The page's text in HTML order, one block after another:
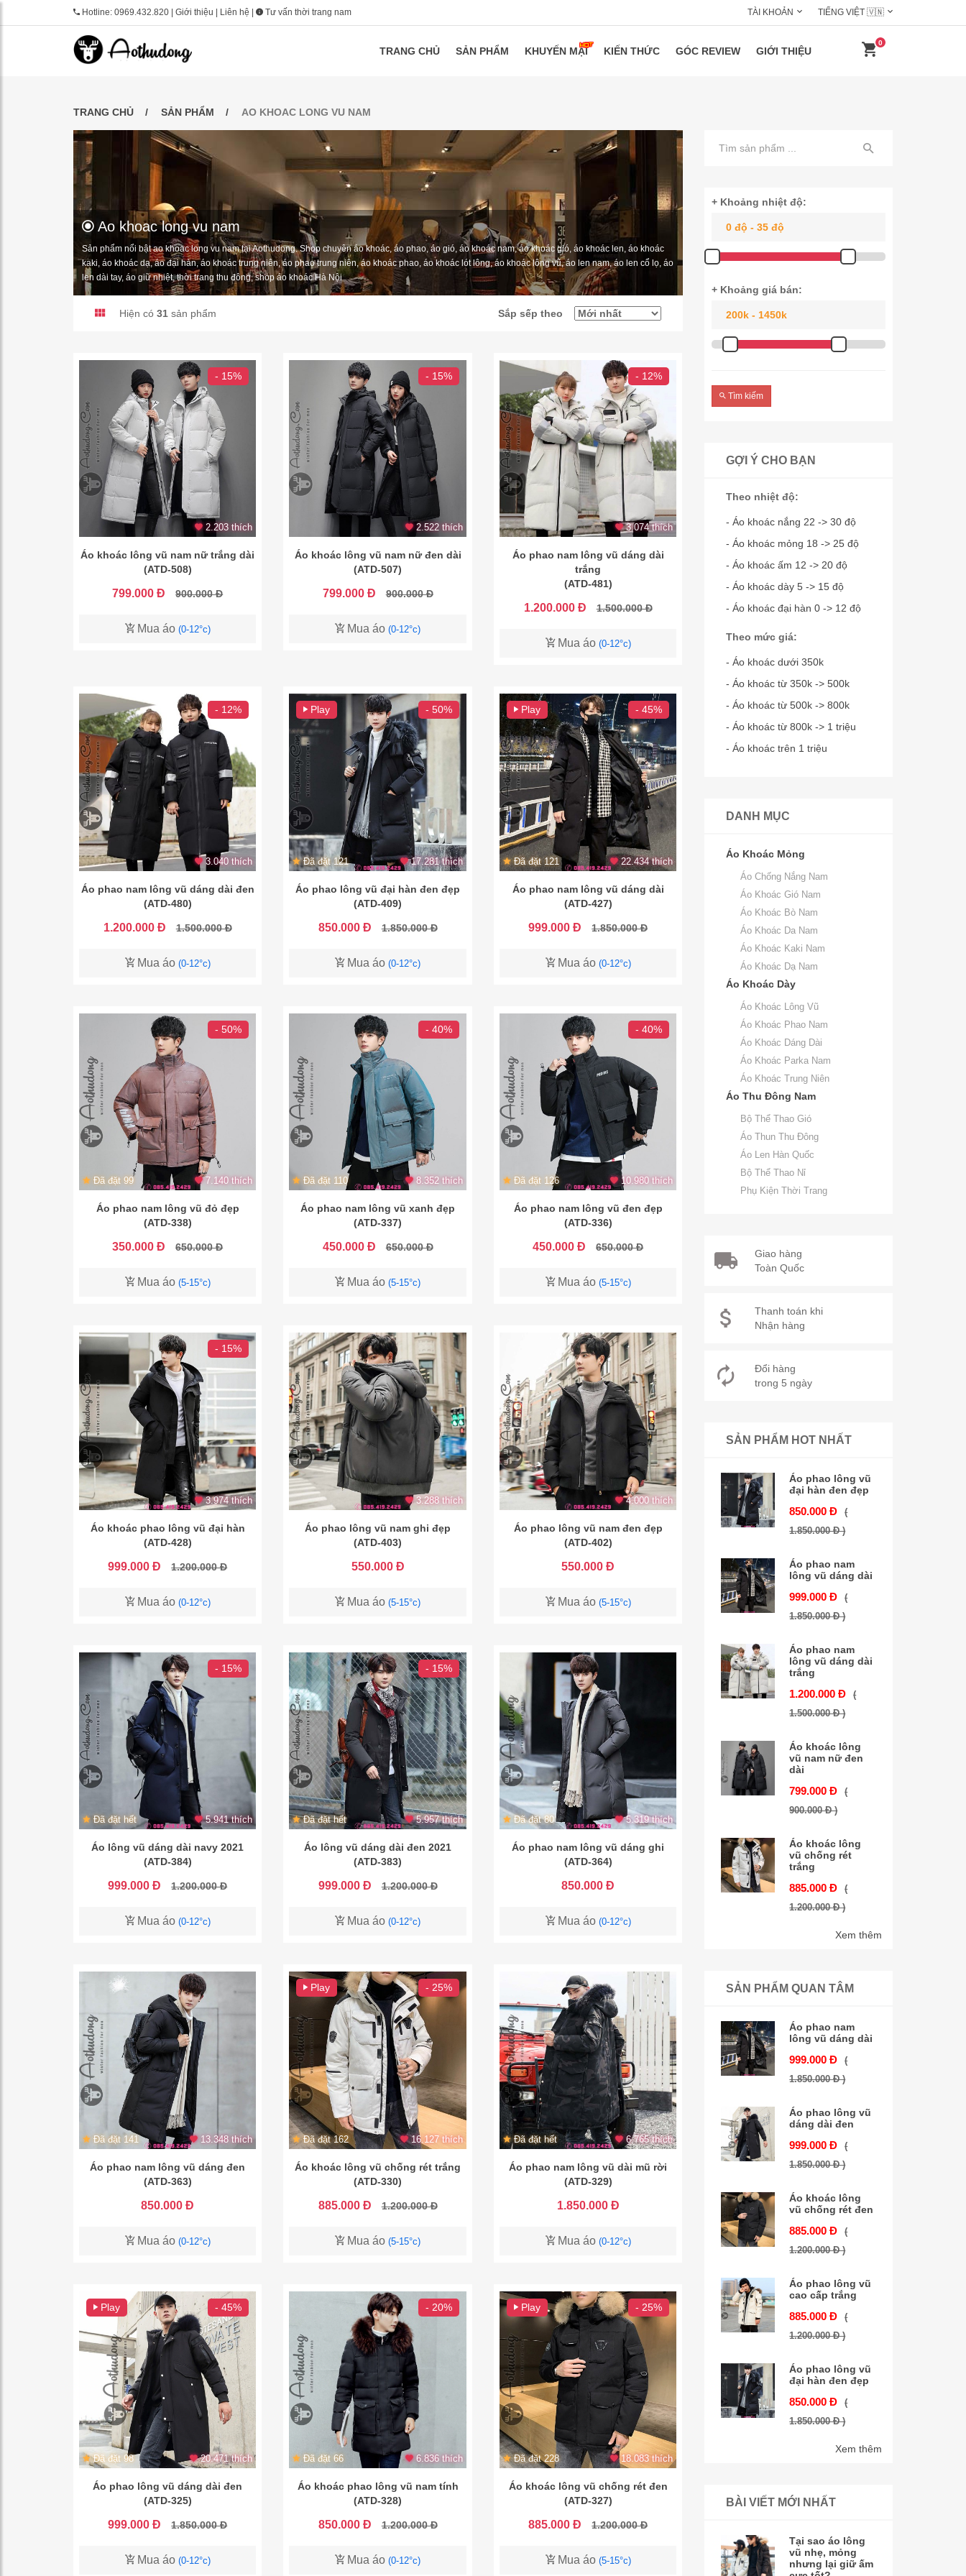
Hotline: 0969.432.820 Giới thiệu Liên hệ Tư vấn thời trang nam TÀI KHOẢN TIẾNG VIỆT 🇻🇳
TRANG CHỦ SẢN PHẨM KHUYẾN MẠI KIẾN THỨC GÓC REVIEW GIỚI THIỆU
0
TRANG CHỦ SẢN PHẨM AO KHOAC LONG VU NAM
Ao khoac long vu nam
Sản phẩm nổi bật ao khoac long vu nam tại Aothudong. Shop chuyên áo khoác, áo phao, áo gió, áo khoác nam, áo khoác gió, áo khoác len, áo khoác
kaki, áo khoác dạ, áo đại hàn, áo khoác trung niên, áo phao trung niên, áo khoác phao, áo khoác lót lông, áo khoác lông vũ, áo len nam, áo len cổ lọ, áo
len dài tay, áo giữ nhiệt, thời trang thu đông, shop áo khoác Hà Nội
Hiện có 31 sản phẩm Sắp sếp theo
- 15%
2.203 thích
Áo khoác lông vũ nam nữ trắng dài
(ATD-508)
799.000 Đ 900.000 Đ
Mua áo (0-12°c)
- 15%
2.522 thích
Áo khoác lông vũ nam nữ đen dài
(ATD-507)
799.000 Đ 900.000 Đ
Mua áo(0-12°c)
- 12%
3.074 thích
Áo phao nam lông vũ dáng dài
trắng
(ATD-481)
1.200.000 Đ 1.500.000 Đ
Mua áo (0-12°c)
- 12%
3.040 thích
Áo phao nam lông vũ dáng dài đen
(ATD-480)
1.200.000 Đ 1.500.000 Đ
Mua áo (0-12°c)
- 50%
Play
Đã đặt 121 17.281 thích
Áo phao lông vũ đại hàn đen đẹp
(ATD-409)
850.000 Đ 1.850.000 Đ
Mua áo(0-12°c)
- 45%
Play
Đã đặt 121 22.434 thích
Áo phao nam lông vũ dáng dài
(ATD-427)
999.000 Đ 1.850.000 Đ
Mua áo (0-12°c)
- 50%
Đã đặt 99 7.140 thích
Áo phao nam lông vũ đỏ đẹp
(ATD-338)
350.000 Đ 650.000 Đ
Mua áo (5-15°c)
- 40%
Đã đặt 110 8.352 thích
Áo phao nam lông vũ xanh đẹp
(ATD-337)
450.000 Đ 650.000 Đ
Mua áo(5-15°c)
- 40%
Đã đặt 126 10.980 thích
Áo phao nam lông vũ đen đẹp
(ATD-336)
450.000 Đ 650.000 Đ
Mua áo (5-15°c)
- 15%
3.974 thích
Áo khoác phao lông vũ đại hàn
(ATD-428)
999.000 Đ 1.200.000 Đ
Mua áo (0-12°c)
3.288 thích
Áo phao lông vũ nam ghi đẹp
(ATD-403)
550.000 Đ
Mua áo(5-15°c)
4.000 thích
Áo phao lông vũ nam đen đẹp
(ATD-402)
550.000 Đ
Mua áo (5-15°c)
- 15%
Đã đặt hết 5.941 thích
Áo lông vũ dáng dài navy 2021
(ATD-384)
999.000 Đ 1.200.000 Đ
Mua áo (0-12°c)
- 15%
Đã đặt hết 5.957 thích
Áo lông vũ dáng dài đen 2021
(ATD-383)
999.000 Đ 1.200.000 Đ
Mua áo(0-12°c)
Đã đặt 80 5.319 thích
Áo phao nam lông vũ dáng ghi
(ATD-364)
850.000 Đ
Mua áo (0-12°c)
Đã đặt 141 13.348 thích
Áo phao nam lông vũ dáng đen
(ATD-363)
850.000 Đ
Mua áo (0-12°c)
- 25%
Play
Đã đặt 162 16.127 thích
Áo khoác lông vũ chống rét trắng
(ATD-330)
885.000 Đ 1.200.000 Đ
Mua áo(5-15°c)
Đã đặt hết 6.765 thích
Áo phao nam lông vũ dài mũ rời
(ATD-329)
1.850.000 Đ
Mua áo (0-12°c)
- 45%
Play
Đã đặt 98 20.471 thích
Áo phao lông vũ dáng dài đen
(ATD-325)
999.000 Đ 1.850.000 Đ
Mua áo (0-12°c)
- 20%
Đã đặt 66 6.836 thích
Áo khoác phao lông vũ nam tính
(ATD-328)
850.000 Đ 1.200.000 Đ
Mua áo(0-12°c)
- 25%
Play
Đã đặt 228 18.083 thích
Áo khoác lông vũ chống rét đen
(ATD-327)
885.000 Đ 1.200.000 Đ
Mua áo (5-15°c)
+ Khoảng nhiệt độ:
+ Khoảng giá bán:
Tìm kiếm
GỢI Ý CHO BẠN
Theo nhiệt độ:
- Áo khoác nắng 22 -> 30 độ
- Áo khoác mỏng 18 -> 25 độ
- Áo khoác ấm 12 -> 20 độ
- Áo khoác dày 5 -> 15 độ
- Áo khoác đại hàn 0 -> 12 độ
Theo mức giá:
- Áo khoác dưới 350k
- Áo khoác từ 350k -> 500k
- Áo khoác từ 500k -> 800k
- Áo khoác từ 800k -> 1 triệu
- Áo khoác trên 1 triệu
DANH MỤC
Áo Khoác Mỏng
Áo Chống Nắng Nam
Áo Khoác Gió Nam
Áo Khoác Bò Nam
Áo Khoác Da Nam
Áo Khoác Kaki Nam
Áo Khoác Dạ Nam
Áo Khoác Dày
Áo Khoác Lông Vũ
Áo Khoác Phao Nam
Áo Khoác Dáng Dài
Áo Khoác Parka Nam
Áo Khoác Trung Niên
Áo Thu Đông Nam
Bộ Thể Thao Gió
Áo Thun Thu Đông
Áo Len Hàn Quốc
Bộ Thể Thao Nỉ
Phụ Kiện Thời Trang
Giao hàng
Toàn Quốc
Thanh toán khi
Nhận hàng
Đổi hàng
trong 5 ngày
SẢN PHẨM HOT NHẤT
Áo phao lông vũ
đại hàn đen đẹp
850.000 Đ
(
1.850.000 Đ )
Áo phao nam
lông vũ dáng dài
999.000 Đ
(
1.850.000 Đ )
Áo phao nam
lông vũ dáng dài
trắng
1.200.000 Đ
(
1.500.000 Đ )
Áo khoác lông
vũ nam nữ đen
dài
799.000 Đ
(
900.000 Đ )
Áo khoác lông
vũ chống rét
trắng
885.000 Đ
(
1.200.000 Đ )
Xem thêm
SẢN PHẨM QUAN TÂM
Áo phao nam
lông vũ dáng dài
999.000 Đ
(
1.850.000 Đ )
Áo phao lông vũ
dáng dài đen
999.000 Đ
(
1.850.000 Đ )
Áo khoác lông
vũ chống rét đen
885.000 Đ
(
1.200.000 Đ )
Áo phao lông vũ
cao cấp trắng
885.000 Đ
(
1.200.000 Đ )
Áo phao lông vũ
đại hàn đen đẹp
850.000 Đ
(
1.850.000 Đ )
Xem thêm
BÀI VIẾT MỚI NHẤT
Tại sao áo lông
vũ nhẹ, mỏng
nhưng lại giữ ấm